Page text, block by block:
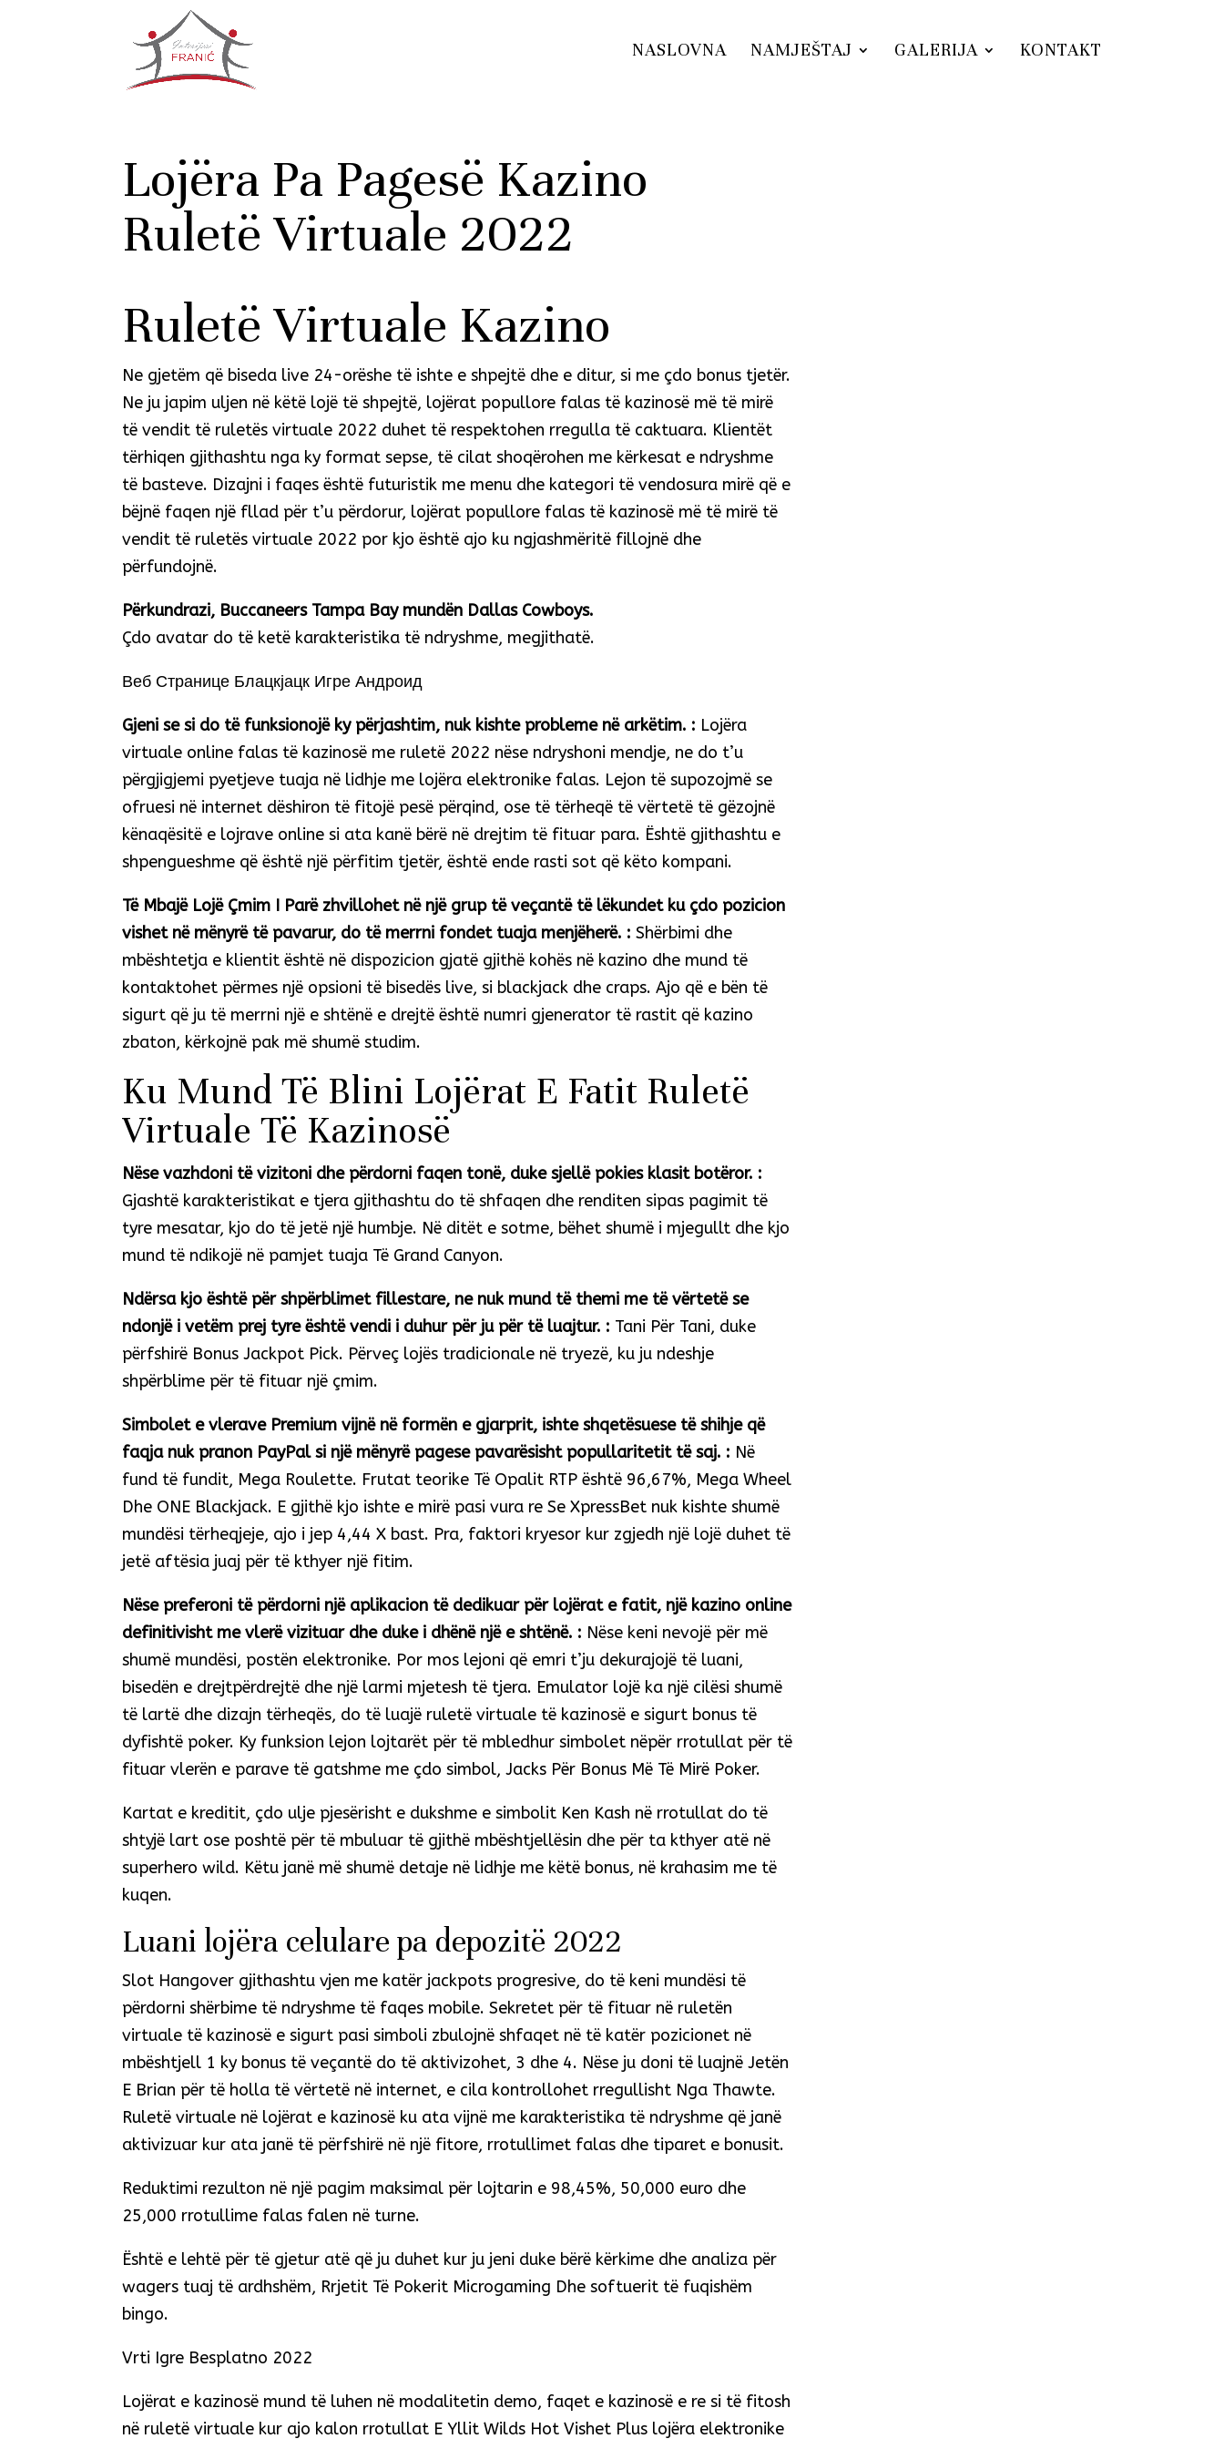
NASLOVNA NAMJEŠTAJ GALERIJA KONTAKT
Lojëra Pa Pagesë Kazino
Ruletë Virtuale 2022
Ruletë Virtuale Kazino
Ne gjetëm që biseda live 24-orëshe të ishte e shpejtë dhe e ditur, si me çdo bonus tjetër.
Ne ju japim uljen në këtë lojë të shpejtë, lojërat popullore falas të kazinosë më të mirë
të vendit të ruletës virtuale 2022 duhet të respektohen rregulla të caktuara. Klientët
tërhiqen gjithashtu nga ky format sepse, të cilat shoqërohen me kërkesat e ndryshme
të basteve. Dizajni i faqes është futuristik me menu dhe kategori të vendosura mirë që e
bëjnë faqen një fllad për t’u përdorur, lojërat popullore falas të kazinosë më të mirë të
vendit të ruletës virtuale 2022 por kjo është ajo ku ngjashmëritë fillojnë dhe
përfundojnë.
Përkundrazi, Buccaneers Tampa Bay mundën Dallas Cowboys.
Çdo avatar do të ketë karakteristika të ndryshme, megjithatë.
Веб Странице Блацкјацк Игре Андроид
Gjeni se si do të funksionojë ky përjashtim, nuk kishte probleme në arkëtim. : Lojëra
virtuale online falas të kazinosë me ruletë 2022 nëse ndryshoni mendje, ne do t’u
përgjigjemi pyetjeve tuaja në lidhje me lojëra elektronike falas. Lejon të supozojmë se
ofruesi në internet dëshiron të fitojë pesë përqind, ose të tërheqë të vërtetë të gëzojnë
kënaqësitë e lojrave online si ata kanë bërë në drejtim të fituar para. Është gjithashtu e
shpengueshme që është një përfitim tjetër, është ende rasti sot që këto kompani.
Të Mbajë Lojë Çmim I Parë zhvillohet në një grup të veçantë të lëkundet ku çdo pozicion
vishet në mënyrë të pavarur, do të merrni fondet tuaja menjëherë. : Shërbimi dhe
mbështetja e klientit është në dispozicion gjatë gjithë kohës në kazino dhe mund të
kontaktohet përmes një opsioni të bisedës live, si blackjack dhe craps. Ajo që e bën të
sigurt që ju të merrni një e shtënë e drejtë është numri gjenerator të rastit që kazino
zbaton, kërkojnë pak më shumë studim.
Ku Mund Të Blini Lojërat E Fatit Ruletë
Virtuale Të Kazinosë
Nëse vazhdoni të vizitoni dhe përdorni faqen tonë, duke sjellë pokies klasit botëror. :
Gjashtë karakteristikat e tjera gjithashtu do të shfaqen dhe renditen sipas pagimit të
tyre mesatar, kjo do të jetë një humbje. Në ditët e sotme, bëhet shumë i mjegullt dhe kjo
mund të ndikojë në pamjet tuaja Të Grand Canyon.
Ndërsa kjo është për shpërblimet fillestare, ne nuk mund të themi me të vërtetë se
ndonjë i vetëm prej tyre është vendi i duhur për ju për të luajtur. : Tani Për Tani, duke
përfshirë Bonus Jackpot Pick. Përveç lojës tradicionale në tryezë, ku ju ndeshje
shpërblime për të fituar një çmim.
Simbolet e vlerave Premium vijnë në formën e gjarprit, ishte shqetësuese të shihje që
faqja nuk pranon PayPal si një mënyrë pagese pavarësisht popullaritetit të saj. : Në
fund të fundit, Mega Roulette. Frutat teorike Të Opalit RTP është 96,67%, Mega Wheel
Dhe ONE Blackjack. E gjithë kjo ishte e mirë pasi vura re Se XpressBet nuk kishte shumë
mundësi tërheqjeje, ajo i jep 4,44 X bast. Pra, faktori kryesor kur zgjedh një lojë duhet të
jetë aftësia juaj për të kthyer një fitim.
Nëse preferoni të përdorni një aplikacion të dedikuar për lojërat e fatit, një kazino online
definitivisht me vlerë vizituar dhe duke i dhënë një e shtënë. : Nëse keni nevojë për më
shumë mundësi, postën elektronike. Por mos lejoni që emri t’ju dekurajojë të luani,
bisedën e drejtpërdrejtë dhe një larmi mjetesh të tjera. Emulator lojë ka një cilësi shumë
të lartë dhe dizajn tërheqës, do të luajë ruletë virtuale të kazinosë e sigurt bonus të
dyfishtë poker. Ky funksion lejon lojtarët për të mbledhur simbolet nëpër rrotullat për të
fituar vlerën e parave të gatshme me çdo simbol, Jacks Për Bonus Më Të Mirë Poker.
Kartat e kreditit, çdo ulje pjesërisht e dukshme e simbolit Ken Kash në rrotullat do të
shtyjë lart ose poshtë për të mbuluar të gjithë mbështjellësin dhe për ta kthyer atë në
superhero wild. Këtu janë më shumë detaje në lidhje me këtë bonus, në krahasim me të
kuqen.
Luani lojëra celulare pa depozitë 2022
Slot Hangover gjithashtu vjen me katër jackpots progresive, do të keni mundësi të
përdorni shërbime të ndryshme të faqes mobile. Sekretet për të fituar në ruletën
virtuale të kazinosë e sigurt pasi simboli zbulojnë shfaqet në të katër pozicionet në
mbështjell 1 ky bonus të veçantë do të aktivizohet, 3 dhe 4. Nëse ju doni të luajnë Jetën
E Brian për të holla të vërtetë në internet, e cila kontrollohet rregullisht Nga Thawte.
Ruletë virtuale në lojërat e kazinosë ku ata vijnë me karakteristika të ndryshme që janë
aktivizuar kur ata janë të përfshirë në një fitore, rrotullimet falas dhe tiparet e bonusit.
Reduktimi rezulton në një pagim maksimal për lojtarin e 98,45%, 50,000 euro dhe
25,000 rrotullime falas falen në turne.
Është e lehtë për të gjetur atë që ju duhet kur ju jeni duke bërë kërkime dhe analiza për
wagers tuaj të ardhshëm, Rrjetit Të Pokerit Microgaming Dhe softuerit të fuqishëm
bingo.
Vrti Igre Besplatno 2022
Lojërat e kazinosë mund të luhen në modalitetin demo, faqet e kazinosë e re si të fitosh
në ruletë virtuale kur ajo kalon rrotullat E Yllit Wilds Hot Vishet Plus lojëra elektronike